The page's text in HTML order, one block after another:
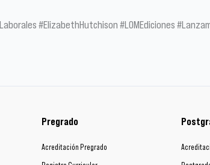
#ElizabethHutchison #LOMEdiciones
Pregrado
Acreditación Pregrado